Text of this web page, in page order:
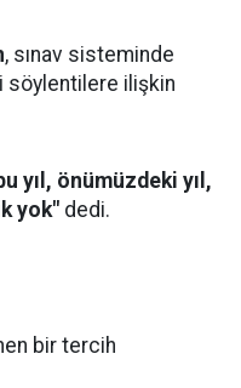
, sınav sisteminde
söylentilere ilişkin
yıl, önümüzdeki yıl,
yok" dedi.
bir tercih